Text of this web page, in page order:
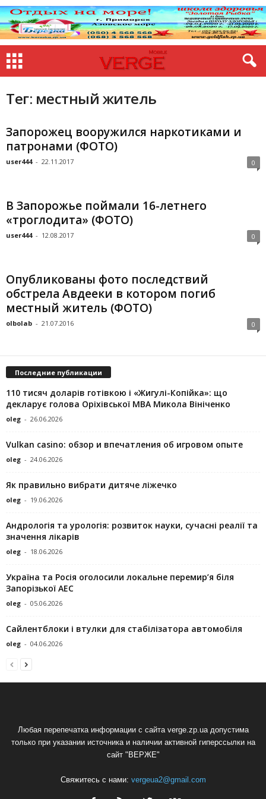
Тег: местный житель
Запорожец вооружился наркотиками и
патронами (ФОТО)
user444 - 22.11.2017 0
В Запорожье поймали 16-летнего
«троглодита» (ФОТО)
user444 - 12.08.2017 0
Опубликованы фото последствий
обстрела Авдееки в котором погиб
местный житель (ФОТО)
olbolab - 21.07.2016 0
Последние публикации
110 тисяч доларів готівкою і «Жигулі-Копійка»: що
декларує голова Оріхівської МВА Микола Вініченко
oleg - 26.06.2026
Vulkan casino: обзор и впечатления об игровом опыте
oleg - 24.06.2026
Як правильно вибрати дитяче ліжечко
oleg - 19.06.2026
Андрологія та урологія: розвиток науки, сучасні реалії та
значення лікарів
oleg - 18.06.2026
Україна та Росія оголосили локальне перемир’я біля
Запорізької АЕС
oleg - 05.06.2026
Сайлентблоки і втулки для стабілізатора автомобіля
oleg - 04.06.2026
Любая перепечатка информации с сайта verge.zp.ua допустима
только при указании источника и наличии активной гиперссылки на
сайт "ВЕРЖЕ"
Свяжитесь с нами: vergeua2@gmail.com